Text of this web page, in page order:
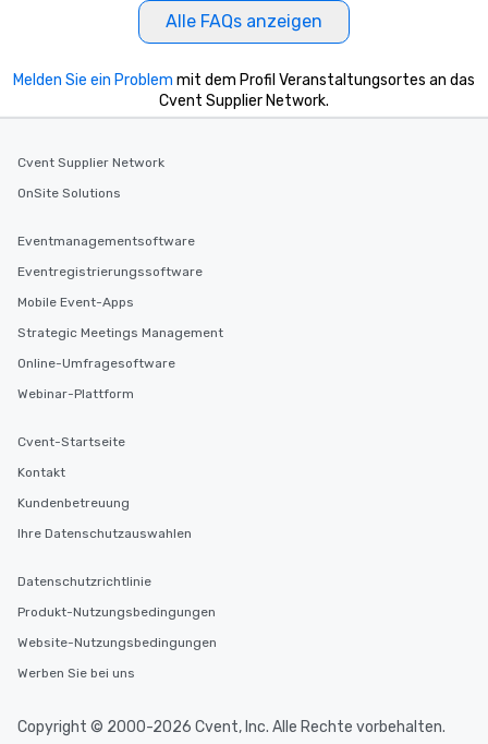
Alle FAQs anzeigen
Melden Sie ein Problem mit dem Profil Veranstaltungsortes an das
Cvent Supplier Network.
Cvent Supplier Network
OnSite Solutions
Eventmanagementsoftware
Eventregistrierungssoftware
Mobile Event-Apps
Strategic Meetings Management
Online-Umfragesoftware
Webinar-Plattform
Cvent-Startseite
Kontakt
Kundenbetreuung
Ihre Datenschutzauswahlen
Datenschutzrichtlinie
Produkt-Nutzungsbedingungen
Website-Nutzungsbedingungen
Werben Sie bei uns
Copyright © 2000-2026 Cvent, Inc. Alle Rechte vorbehalten.